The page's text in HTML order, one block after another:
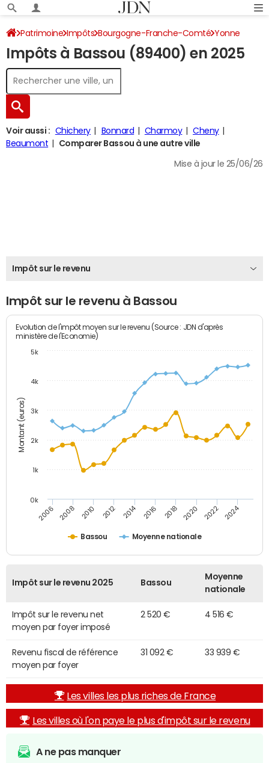
Patrimoine Impôts Bourgogne-Franche-Comté Yonne
Bassou Impôt sur le revenu
Impôts à Bassou (89400) en 2025
Voir aussi : Chichery Bonnard Charmoy
Cheny
Beaumont
Comparer Bassou à une autre ville
Mise à jour le 25/06/26
Impôt sur le revenu
Impôt sur le revenu à Bassou
Montant (euros)
Evolution de l'impôt moyen sur le revenu (Source : JDN d'après
ministère de l'Economie)
Bassou Moyenne nationale
2006 2008 2010 2012 2014 2016 2018 2020 2022 2024
0k
1k
2k
3k
4k
5k
Impôt sur le revenu 2025 Bassou
Moyenne
nationale
Impôt sur le revenu net
moyen par foyer imposé
2 520 € 4 516 €
Revenu fiscal de référence
moyen par foyer
31 092 € 33 939 €
Les villes les plus riches de France
Les villes où l'on paye le plus d'impôt sur le revenu
A ne pas manquer